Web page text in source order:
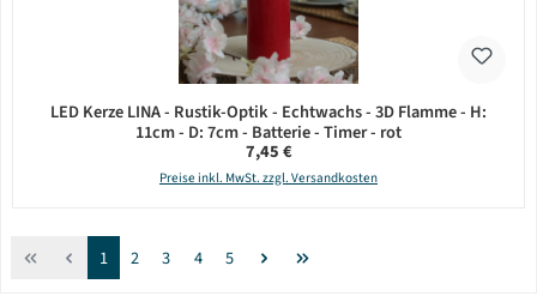
LED Kerze LINA - Rustik-Optik - Echtwachs - 3D Flamme - H:
11cm - D: 7cm - Batterie - Timer - rot
Regulärer Preis:
7,45 €
Preise inkl. MwSt. zzgl. Versandkosten
Seite
1 Seite
2 Seite
3 Seite
4 Seite
5